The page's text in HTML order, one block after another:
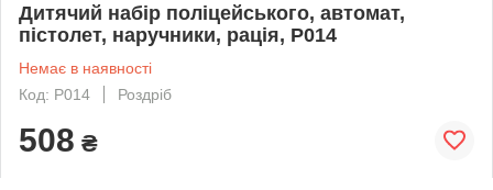
Дитячий набір поліцейського, автомат,
пістолет, наручники, рація, P014
Немає в наявності
Код: P014
Роздріб
508 ₴